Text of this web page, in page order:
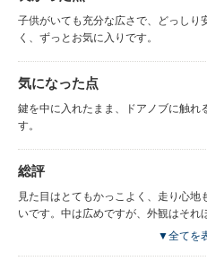
子供がいても充分な広さで、どっしり
く、ずっとお気に入りです。
気になった点
鍵を中に入れたまま、ドアノブに触れ
す。
総評
見た目はとてもかっこよく、走り心
いです。中は広めですが、外観はそれ
ともほとんどありません。革のシート
▼全てを